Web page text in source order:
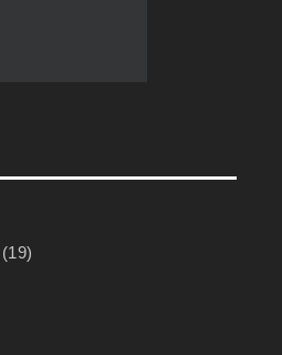
(19)